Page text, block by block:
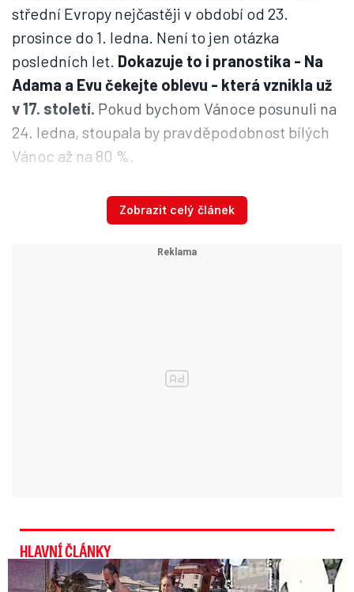
střední Evropy nejčastěji v období od 23.
prosince do 1. ledna. Není to jen otázka
posledních let. Dokazuje to i pranostika - Na
Adama a Evu čekejte oblevu - která vznikla už
v 17. století. Pokud bychom Vánoce posunuli na
24. ledna, stoupala by pravděpodobnost bílých
Vánoc až na 80 %.
Kateřina na ledě, Vánoce na blátě?
Tato rčení pochází z počátku 19. století. Pojďme
to budou teploty klesat k 0
Kapři a stromečky budou, s Mikulášem uvidíme za
týden, vzkázal ministr zdravotnictví Blatný.
Zdroj: Blesk Zprávy / ČTK
Zobrazit celý článek
HLAVNÍ ČLÁNKY
Exministryně s Havránkem dováděli v Polsku: První slova!